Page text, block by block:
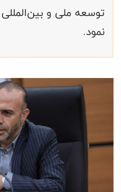
توسعه ملی و
نمود.